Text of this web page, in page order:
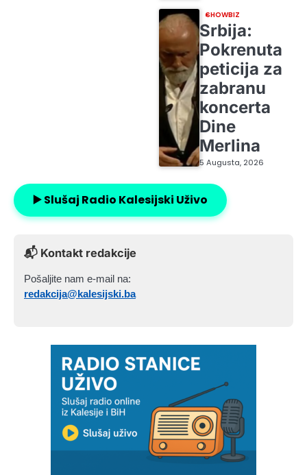
SHOWBIZ
Srbija:
Pokrenuta
peticija za
zabranu
koncerta
Dine
Merlina
5 Augusta, 2026
▶️ Slušaj Radio Kalesijski Uživo
📬 Kontakt redakcije
Pošaljite nam e-mail na:
redakcija@kalesijski.ba